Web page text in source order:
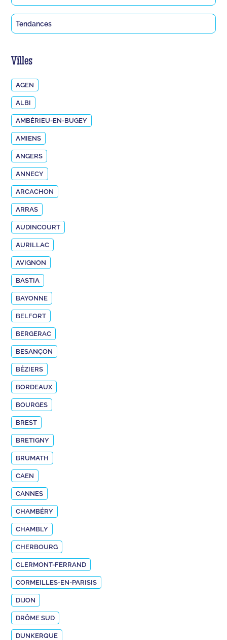
Tendances
Villes
AGEN
ALBI
AMBÉRIEU-EN-BUGEY
AMIENS
ANGERS
ANNECY
ARCACHON
ARRAS
AUDINCOURT
AURILLAC
AVIGNON
BASTIA
BAYONNE
BELFORT
BERGERAC
BESANÇON
BÉZIERS
BORDEAUX
BOURGES
BREST
BRETIGNY
BRUMATH
CAEN
CANNES
CHAMBÉRY
CHAMBLY
CHERBOURG
CLERMONT-FERRAND
CORMEILLES-EN-PARISIS
DIJON
DRÔME SUD
DUNKERQUE